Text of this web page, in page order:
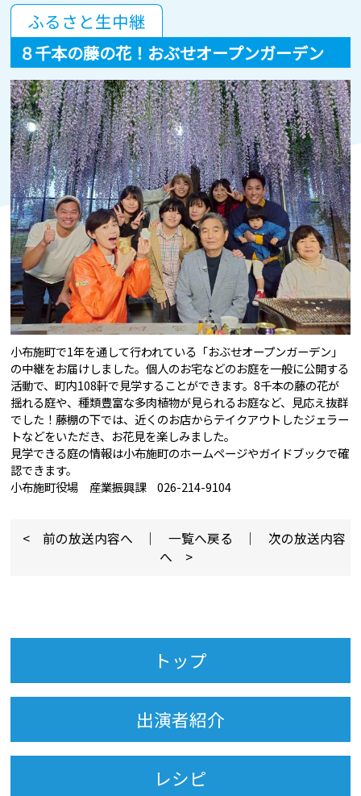
ふるさと生中継
８千本の藤の花！おぶせオープンガーデン
小布施町で1年を通して行われている「おぶせオープンガーデン」
の中継をお届けしました。個人のお宅などのお庭を一般に公開する
活動で、町内108軒で見学することができます。8千本の藤の花が
揺れる庭や、種類豊富な多肉植物が見られるお庭など、見応え抜群
でした！藤棚の下では、近くのお店からテイクアウトしたジェラー
トなどをいただき、お花見を楽しみました。
見学できる庭の情報は小布施町のホームページやガイドブックで確
認できます。
小布施町役場 産業振興課 026-214-9104
< 前の放送内容へ ｜ 一覧へ戻る ｜
次の放送内容
へ >
トップ
出演者紹介
レシピ